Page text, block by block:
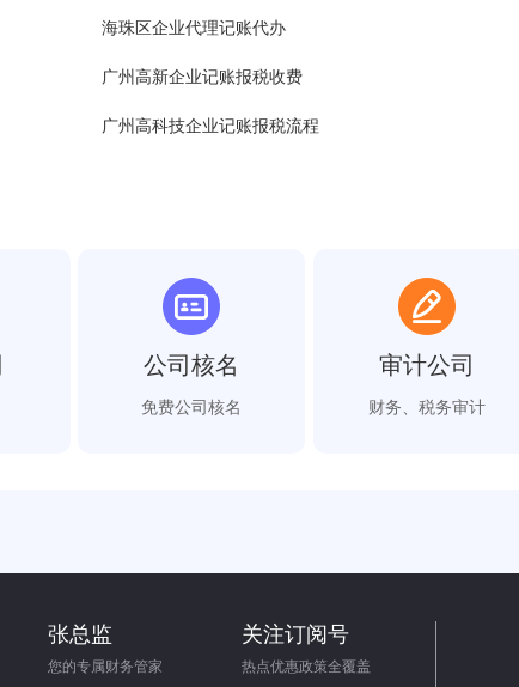
海珠区企业代理记账代办
广州高新企业记账报税收费
广州高科技企业记账报税流程
公司核名
免费公司核名
审计公司
财务、税务审计
张总监
您的专属财务管家
关注订阅号
热点优惠政策全覆盖